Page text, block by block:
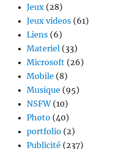
Jeux (28)
Jeux videos (61)
Liens (6)
Materiel (33)
Microsoft (26)
Mobile (8)
Musique (95)
NSFW(10)
Photo (40)
portfolio (2)
Publicité (237)